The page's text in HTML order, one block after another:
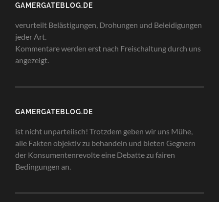
GAMERGATEBLOG.DE
verurteilt Belästigungen, Drohungen und Beleidigungen
jeder Art.
Kommentare werden erst nach Freischaltung durch uns
angezeigt.
GAMERGATEBLOG.DE
ist nicht unparteiisch! Trotzdem geben wir uns Mühe,
alle Fakten objektiv zu behandeln und bieten Gegnern
der Konsumentenrevolte eine Debatte zu fairen
Bedingungen an.